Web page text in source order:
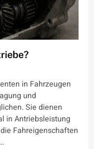
in Fahrzeugen
und
Sie dienen
in Antriebsleistung
Fahreigenschaften